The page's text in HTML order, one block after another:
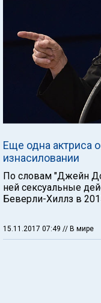
Еще одна актриса
изнасиловании
По словам "Джейн
ней сексуальные
Беверли-Хиллз в
15.11.2017 07:49 // В мире